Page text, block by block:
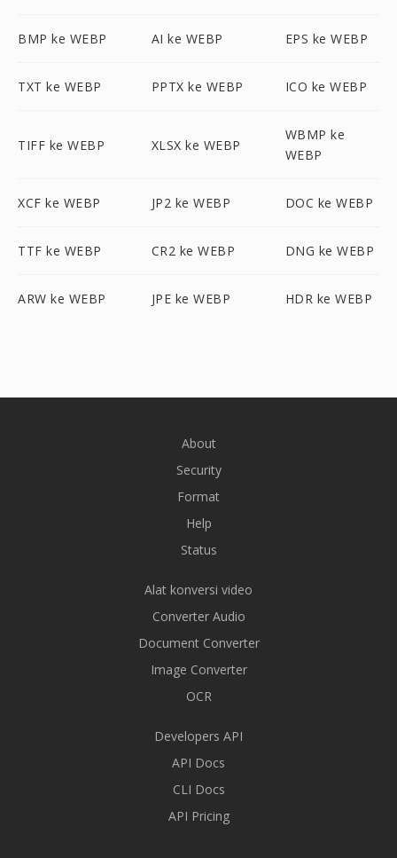
BMP ke WEBP AI ke WEBP EPS ke WEBP
TXT ke WEBP PPTX ke WEBP ICO ke WEBP
TIFF ke WEBP XLSX ke WEBP
WBMP ke
WEBP
XCF ke WEBP JP2 ke WEBP DOC ke WEBP
TTF ke WEBP CR2 ke WEBP DNG ke WEBP
ARW ke WEBP JPE ke WEBP HDR ke WEBP
About
Security
Format
Help
Status
Alat konversi video
Converter Audio
Document Converter
Image Converter
OCR
Developers API
API Docs
CLI Docs
API Pricing